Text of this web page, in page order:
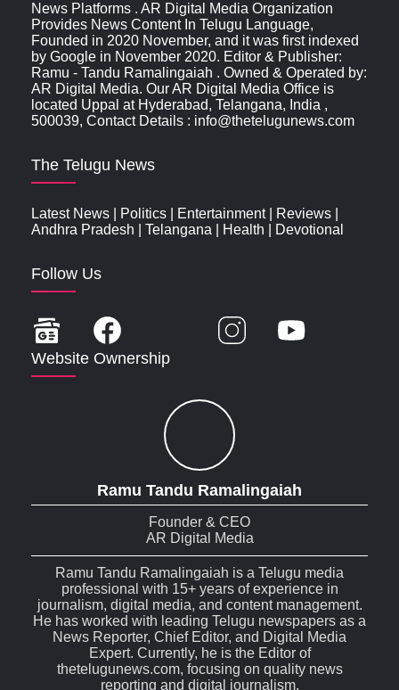
News Platforms . AR Digital Media Organization
Provides News Content In Telugu Language,
Founded in 2020 November, and it was first indexed
by Google in November 2020. Editor & Publisher:
Ramu - Tandu Ramalingaiah . Owned & Operated by:
AR Digital Media. Our AR Digital Media Office is
located Uppal at Hyderabad, Telangana, India ,
500039, Contact Details : info@thetelugunews.com
The Telugu News
Latest News Politics Entertainment| Reviews
Andhra Pradesh
Telangana Health Devotional
Follow Us
Website Ownership
Ramu Tandu Ramalingaiah
Founder & CEO
AR Digital Media
Ramu Tandu Ramalingaiah is a Telugu media
professional with 15+ years of experience in
journalism, digital media, and content management.
He has worked with leading Telugu newspapers as a
News Reporter, Chief Editor, and Digital Media
Expert. Currently, he is the Editor of
thetelugunews.com, focusing on quality news
reporting and digital journalism.